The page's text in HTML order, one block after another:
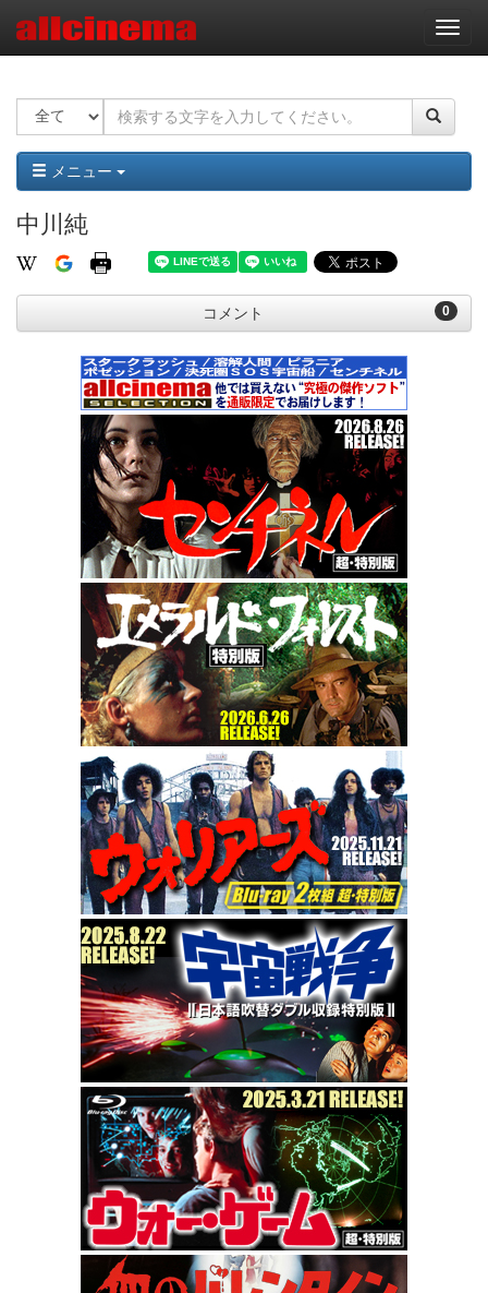
ナ
ビ
ー
ョ
ン
メニュー
中川純
0
コメント